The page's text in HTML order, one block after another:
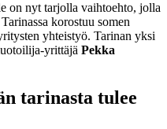
on nyt tarjolla vaihtoehto, jolla
korostuu somen
yhteistyö. Tarinan yksi
yrittäjä Pekka
tarinasta tulee